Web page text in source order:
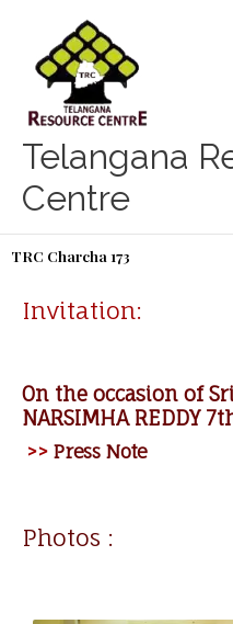
content
Telangana
Centre
TRC Charcha 173
Invitation:
On the occasion of
NARSIMHA REDDY
>> Press Note
Photos :